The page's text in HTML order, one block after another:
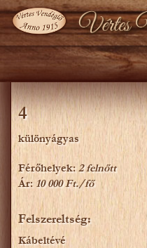
4
különyágyas
Férőhelyek:2 felnőtt
Ár: 10 000 Ft./fő
Felszereltség:
Kábeltévé